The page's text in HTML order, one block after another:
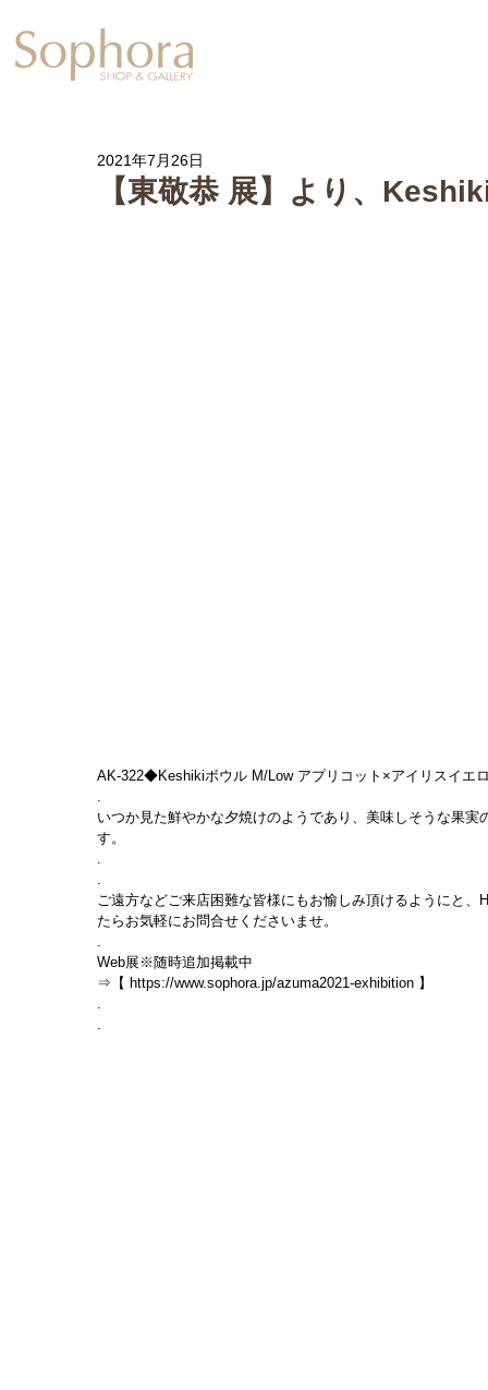
【東敬恭 展】より、
2021年7月26日
AK-322◆Keshikiボウル M/Low アプリコット×アイリスイエ
.
いつか見た鮮やかな夕焼けのようであり、美味しそうな果
す。
.
.
ご遠方などご来店困難な皆様にもお愉しみ頂けるようにと
たらお気軽にお問合せくださいませ。
.
Web展※随時追加掲載中
⇒【 https://www.sophora.jp/azuma2021-exhibition 】
.
.